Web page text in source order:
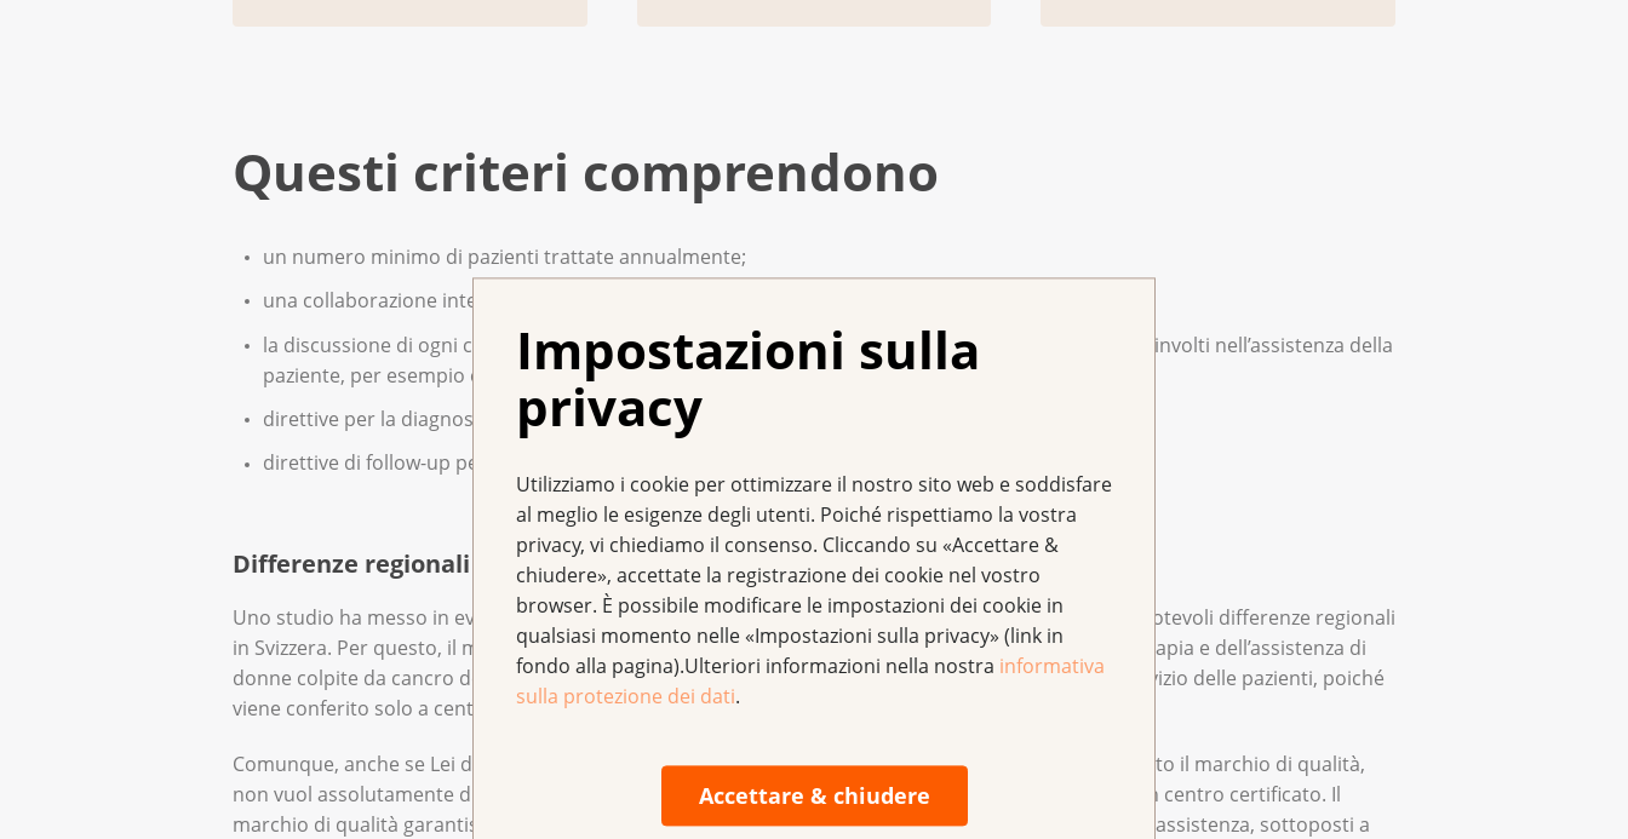
Impostazioni sulla
privacy
Utilizziamo i cookie per ottimizzare il nostro sito web e soddisfare
al meglio le esigenze degli utenti. Poiché rispettiamo la vostra
privacy, vi chiediamo il consenso. Cliccando su «Accettare &
chiudere», accettate la registrazione dei cookie nel vostro
browser. È possibile modificare le impostazioni dei cookie in
qualsiasi momento nelle «Impostazioni sulla privacy» (link in
fondo alla pagina).Ulteriori informazioni nella nostra informativa
sulla protezione dei dati.
Accettare & chiudere
Questi criteri comprendono
un numero minimo di pazienti trattate annualmente;
una collaborazione interdisciplinare tra medici e specialisti dell’assistenza;
la discussione di ogni caso in un «tumor board», una riunione a cui partecipano tutti gli esperti coinvolti nell’assistenza della
paziente, per esempio chirurghi, radioterapisti, oncologi, infermieri, ecc.;
direttive per la diagnosi e il trattamento;
direttive di follow-up per tutte le pazienti dopo la conclusione della terapia.
Differenze regionali nella cura delle pazienti con cancro del seno
Uno studio ha messo in evidenza che nel trattamento di donne affette da cancro del seno esistono notevoli differenze regionali
in Svizzera. Per questo, il marchio di qualità intende promuovere a livello nazionale la qualità della terapia e dell’assistenza di
donne colpite da cancro del seno. Inoltre, vuole essere uno strumento di maggior trasparenza al servizio delle pazienti, poiché
viene conferito solo a centri che adempiono chiari requisiti relativi al trattamento e all’assistenza.
Comunque, anche se Lei dovesse essere trattata in un centro di senologia che non ha (ancora) ricevuto il marchio di qualità,
non vuol assolutamente dire che sarà trattata meno bene o con meno competenza rispetto che in un centro certificato. Il
marchio di qualità garantisce che un centro certificato adempie requisiti importanti di trattamento e assistenza, sottoposti a